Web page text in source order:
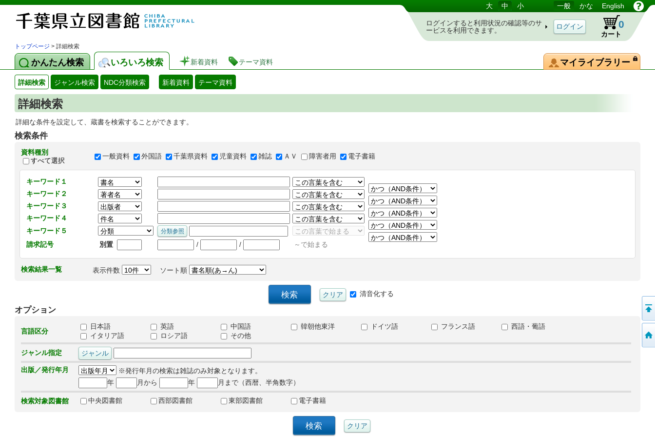
図書館 蔵書検索・予約システム 大 中 小 一般 かな English
ログインすると利用状況の確認等のサ
ービスを利用できます。
カート
0
トップページ > 詳細検索
かんたん検索 いろいろ検索 新着資料 テーマ資料 マイライブラリー
詳細検索 ジャンル検索 NDC分類検索 新着資料 テーマ資料
詳細検索
詳細な条件を設定して、蔵書を検索することができます。
検索条件
資料種別
すべて選択
一般資料 外国語 千葉県資料 児童資料 雑誌 ＡＶ 障害者用 電子書籍
キーワード１
キーワード２
キーワード３
キーワード４
キーワード５
請求記号
別置 / / ～で始まる
検索結果一覧 表示件数 ソート順
清音化する
オプション
言語区分
日本語 英語 中国語 韓朝他東洋 ドイツ語 フランス語
西語・葡語
イタリア語
ロシア語 その他
ジャンル指定
出版／発行年月
※発行年月の検索は雑誌のみ対象となります。
年
月から 年 月まで（西暦、半角数字）
検索対象図書館 中央図書館 西部図書館 東部図書館 電子書籍